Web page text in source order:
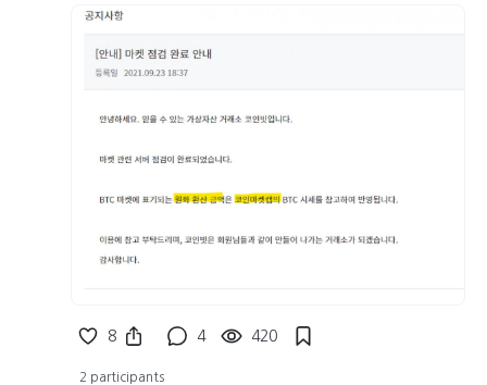
8 4 420
2 participants